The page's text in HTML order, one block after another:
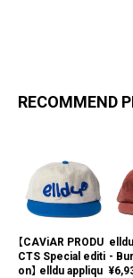
RECOMMEND
【CAViAR PRODU
CTS Special editi
on】 elldu appliqu
-
¥